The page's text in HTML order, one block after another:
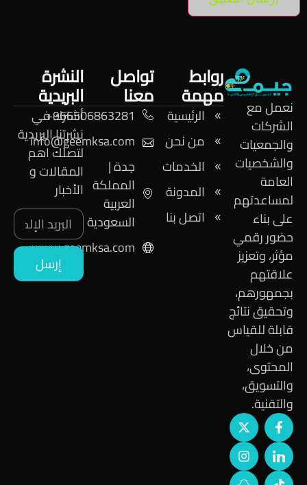
نعمل مع
الشركات
والجمعيات
والشخصيات
العامة
لمساعدتهم
على بناء
حضور رقمي
مؤثر، وتعزيز
علاقتهم
بجمهورهم،
وتحقيق نتائج
قابلة للقياس
من خلال
المحتوى،
والتسويق،
والتقنية.
روابط
مهمة
الرئيسية
من نحن
الخدمات
المدونة
اتصل بنا
تواصل
معنا
966506863281+
info@geemksa.com
جدة |
المملكة
العربية
السعودية
www.geemksa.com
النشرة
البريدية
أشترك في
نشرتنا البريدية
لتصلك اهم
المقالات و
الأخبار
إرسل